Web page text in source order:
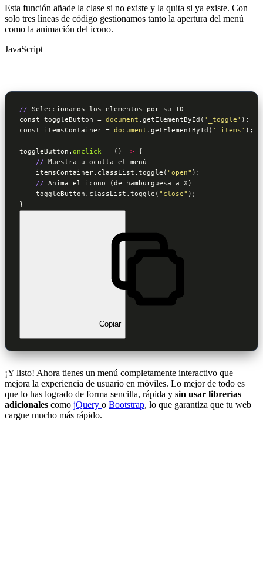
Esta función añade la clase si no existe y la quita si ya existe. Con
solo tres líneas de código gestionamos tanto la apertura del menú
como la animación del icono.
JavaScript
//
const toggleButton = document .getElementById( '_toggle'
const itemsContainer = document .getElementById( '_items' );
toggleButton. onclick = () => {
// Muestra u oculta el menú
    itemsContainer.classList.toggle(
"open" );
// Anima el icono (de hamburguesa a X)
    toggleButton.classList.toggle(
"close" );
Copiar
¡Y listo! Ahora tienes un menú completamente interactivo que
mejora la experiencia de usuario en móviles. Lo mejor de todo es
que lo has logrado de forma sencilla, rápida y sin usar librerías
adicionales como jQuery o Bootstrap, lo que garantiza que tu web
cargue mucho más rápido.